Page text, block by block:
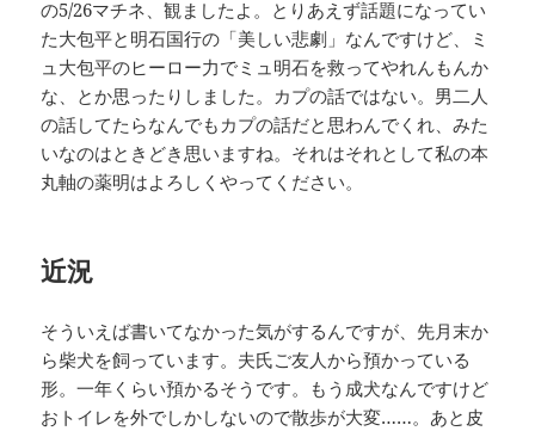
の5/26マチネ、観ましたよ。とりあえず話題になってい
た大包平と明石国行の「美しい悲劇」なんですけど、ミ
ュ大包平のヒーロー力でミュ明石を救ってやれんもんか
な、とか思ったりしました。カプの話ではない。男二人
の話してたらなんでもカプの話だと思わんでくれ、みた
いなのはときどき思いますね。それはそれとして私の本
丸軸の薬明はよろしくやってください。
近況
そういえば書いてなかった気がするんですが、先月末か
ら柴犬を飼っています。夫氏ご友人から預かっている
形。一年くらい預かるそうです。もう成犬なんですけど
おトイレを外でしかしないので散歩が大変……。あと皮